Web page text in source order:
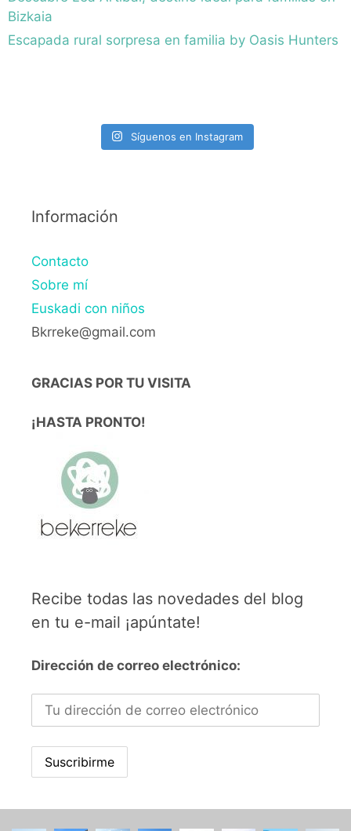
Bizkaia
Escapada rural sorpresa en familia by Oasis Hunters
Síguenos en Instagram
Información
Contacto
Sobre mí
Euskadi con niños
Bkrreke@gmail.com
GRACIAS POR TU VISITA
¡HASTA PRONTO!
Recibe todas las novedades del blog
en tu e-mail ¡apúntate!
Dirección de correo electrónico: